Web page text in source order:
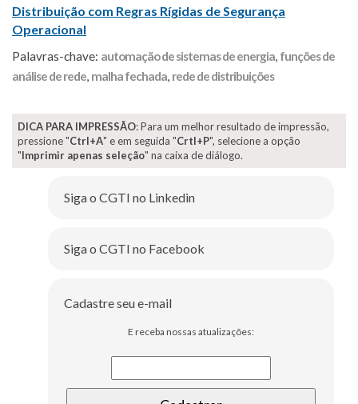
Distribuição com Regras Rígidas de Segurança
Operacional
Palavras-chave: automação de sistemas de energia, funções de
análise de rede, malha fechada, rede de distribuições
DICA PARA IMPRESSÃO: Para um melhor resultado de impressão,
pressione "Ctrl+A" e em seguida "Crtl+P", selecione a opção
"Imprimir apenas seleção" na caixa de diálogo.
Siga o CGTI no Linkedin
Siga o CGTI no Facebook
Cadastre seu e-mail
E receba nossas atualizações: